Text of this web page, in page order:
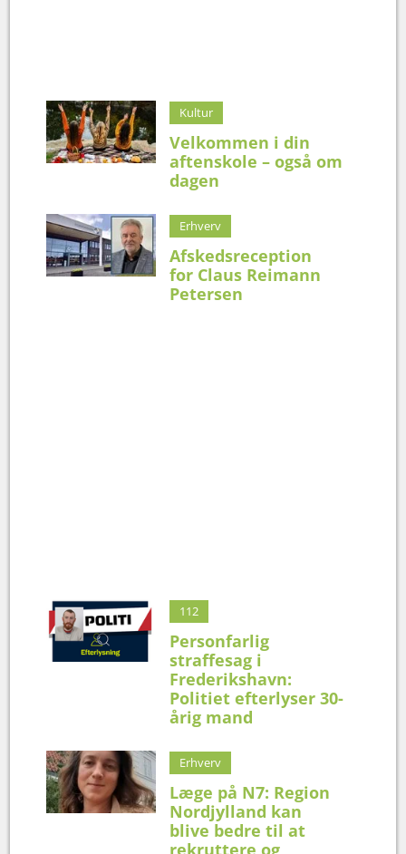
Kultur
Velkommen i din
aftenskole – også om
dagen
Erhverv
Afskedsreception
for Claus Reimann
Petersen
112
Personfarlig
straffesag i
Frederikshavn:
Politiet efterlyser 30-
årig mand
Erhverv
Læge på N7: Region
Nordjylland kan
blive bedre til at
rekruttere og